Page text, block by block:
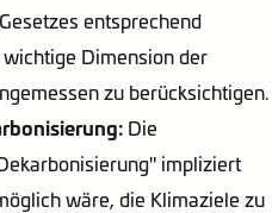
entsprechend
Dimension der
zu berücksichtigen.
Die
impliziert
wäre, die Klimaziele zu